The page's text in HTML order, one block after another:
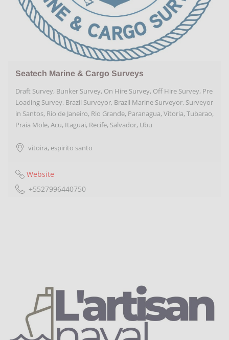
Seatech Marine & Cargo Surveys
Draft Survey, Bunker Survey, On Hire Survey, Off Hire Survey, Pre
Loading Survey, Brazil Surveyor, Brazil Marine Surveyor, Surveyor
in Santos, Rio de Janeiro, Rio Grande, Paranagua, Vitoria, Tubarao,
Praia Mole, Acu, Itaguai, Recife, Salvador, Ubu
vitoira, espirito santo
Website
+5527996440750